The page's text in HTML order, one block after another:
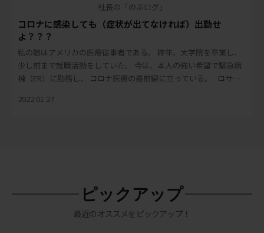
社長の「のぶログ」
コロナに感染しても（症状が出てなければ）出勤せ
よ？？？
私の娘はアメリカの医療従事者である。 昨年、大学院を卒業し、
少し前まで就職活動をしていた。 今は、本人の強い希望で緊急病
棟（ER）に勤務し、 コロナ医療の最前線に立っている。 ロサン
2022.01.27
ピックアップ
最近のオススメをピックアップ！